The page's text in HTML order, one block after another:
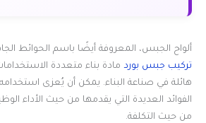
ألواح الجبس، المعروفة أيضًا باسم الحوائط
تركيب جبس بورد مادة بناء متعددة
هائلة في صناعة البناء. يمكن أن يُعزى
الفوائد العديدة التي يقدمها من حيث الأداء
من حيث التكلفة.